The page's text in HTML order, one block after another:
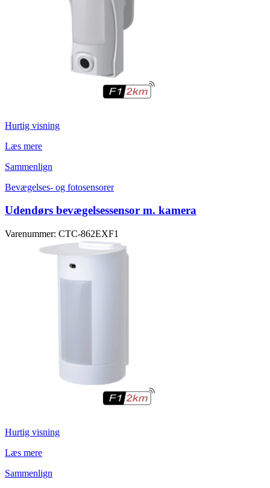
Hurtig visning
Læs mere
Sammenlign
Bevægelses- og fotosensorer
Udendørs bevægelsessensor m. kamera
Varenummer: CTC-862EXF1
Hurtig visning
Læs mere
Sammenlign